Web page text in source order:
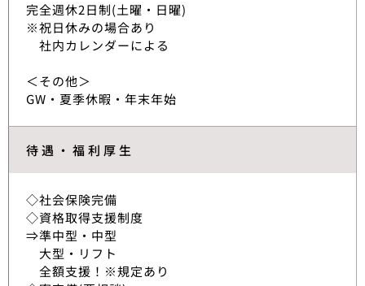
完全週休2日制(土曜・日曜)
※祝日休みの場合あり
社内カレンダーによる
＜その他＞
GW・夏季休暇・年末年始
待遇・福利厚生
◇社会保険完備
◇資格取得支援制度
⇒準中型・中型
大型・リフト
全額支援！※規定あり